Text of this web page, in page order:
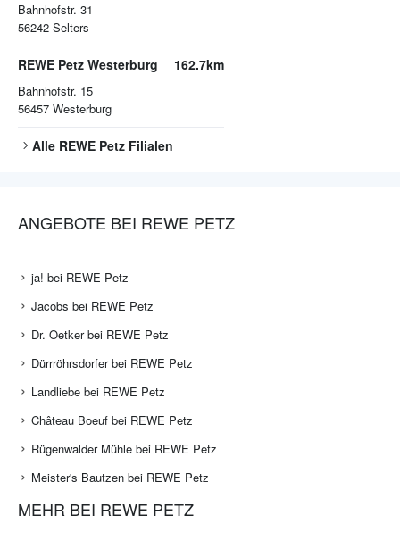
Bahnhofstr. 31
56242 Selters
REWE Petz Westerburg
Bahnhofstr. 15
56457 Westerburg
162.7km
Alle REWE Petz Filialen
ANGEBOTE BEI REWE PETZ
ja! bei REWE Petz
Jacobs bei REWE Petz
Dr. Oetker bei REWE Petz
Dürrröhrsdorfer bei REWE Petz
Landliebe bei REWE Petz
Château Boeuf bei REWE Petz
Rügenwalder Mühle bei REWE Petz
Meister's Bautzen bei REWE Petz
MEHR BEI REWE PETZ